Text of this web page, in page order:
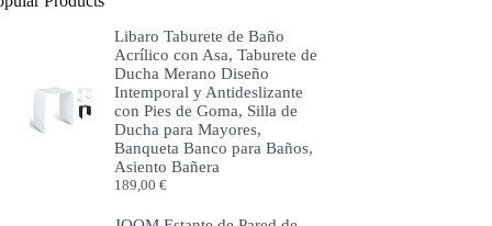
Libaro Taburete de Baño
Acrílico con Asa, Taburete de
Ducha Merano Diseño
Intemporal y Antideslizante
con Pies de Goma, Silla de
Ducha para Mayores,
Banqueta Banco para Baños,
Asiento Bañera
189,00€